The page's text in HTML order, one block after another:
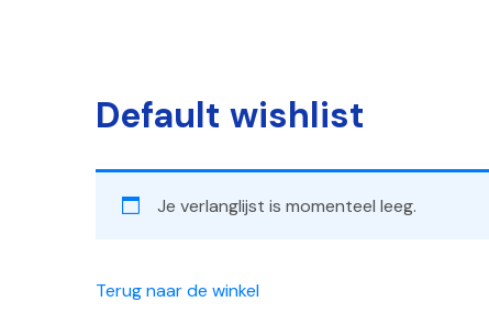
Default wishlist
Je verlanglijst is momenteel leeg.
Terug naar de winkel